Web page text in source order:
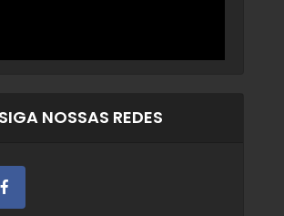
SIGA NOSSAS REDES